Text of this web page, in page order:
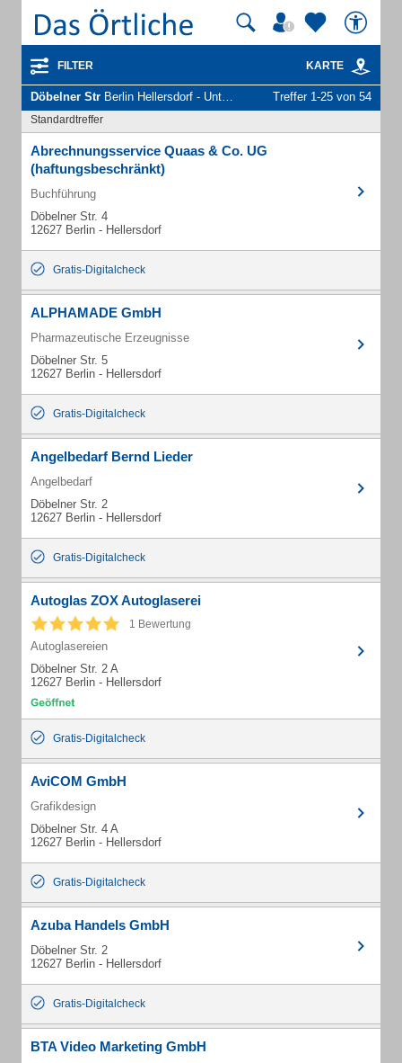
FILTER KARTE
Döbelner Str Berlin Hellersdorf - Unternehmen und Personen Treffer 1-25 von 54
Standardtreffer
Abrechnungsservice Quaas & Co. UG
(haftungsbeschränkt)
Buchführung
Döbelner Str. 4
12627 Berlin - Hellersdorf
Gratis-Digitalcheck
ALPHAMADE GmbH
Pharmazeutische Erzeugnisse
Döbelner Str. 5
12627 Berlin - Hellersdorf
Gratis-Digitalcheck
Angelbedarf Bernd Lieder
Angelbedarf
Döbelner Str. 2
12627 Berlin - Hellersdorf
Gratis-Digitalcheck
Autoglas ZOX Autoglaserei
1 Bewertung
Autoglasereien
Döbelner Str. 2 A
12627 Berlin - Hellersdorf
Gratis-Digitalcheck
AviCOM GmbH
Grafikdesign
Döbelner Str. 4 A
12627 Berlin - Hellersdorf
Gratis-Digitalcheck
Azuba Handels GmbH
Döbelner Str. 2
12627 Berlin - Hellersdorf
Gratis-Digitalcheck
BTA Video Marketing GmbH